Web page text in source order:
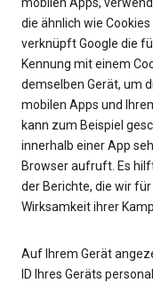
die ähnlich wie
verknüpft Google die
Kennung mit einem
demselben Gerät, um
mobilen Apps und
kann zum Beispiel
innerhalb einer App
Browser aufruft. Es
der Berichte, die wir
Wirksamkeit ihrer
Auf Ihrem Gerät
ID Ihres Geräts